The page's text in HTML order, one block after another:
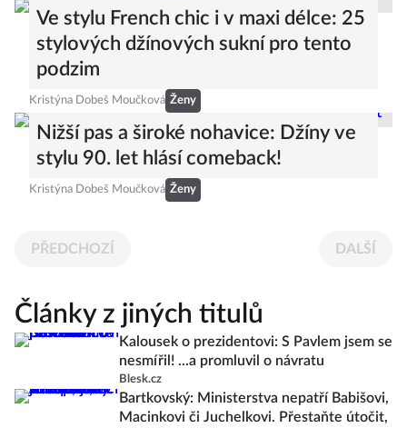
Ve stylu French chic i v maxi délce: 25
stylových džínových sukní pro tento
podzim
Kristýna Dobeš Moučková Ženy
Nižší pas a široké nohavice: Džíny ve
stylu 90. let hlásí comeback!
Kristýna Dobeš Moučková Ženy
PŘEDCHOZÍ DALŠÍ
Články z jiných titulů
Kalousek o prezidentovi: S Pavlem jsem se
nesmířil! ...a promluvil o návratu
Blesk.cz
Bartkovský: Ministerstva nepatří Babišovi,
Macinkovi či Juchelkovi. Přestaňte útočit,